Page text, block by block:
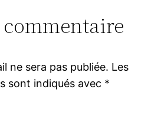
ne sera pas publiée. Les
sont indiqués avec *